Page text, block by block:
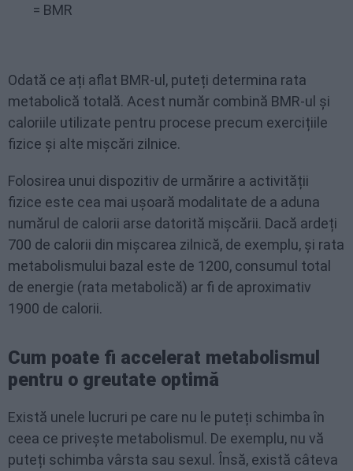
= BMR
Odată ce ați aflat BMR-ul, puteți determina rata
metabolică totală. Acest număr combină BMR-ul și
caloriile utilizate pentru procese precum exercițiile
fizice și alte mișcări zilnice.
Folosirea unui dispozitiv de urmărire a activității
fizice este cea mai ușoară modalitate de a aduna
numărul de calorii arse datorită mișcării. Dacă ardeți
700 de calorii din mișcarea zilnică, de exemplu, și rata
metabolismului bazal este de 1200, consumul total
de energie (rata metabolică) ar fi de aproximativ
1900 de calorii.
Cum poate fi accelerat metabolismul
pentru o greutate optimă
Există unele lucruri pe care nu le puteți schimba în
ceea ce privește metabolismul. De exemplu, nu vă
puteți schimba vârsta sau sexul. Însă, există câteva